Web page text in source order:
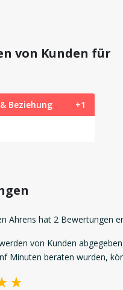
von Kunden für
Beziehung +1
Ahrens hat 2 Bewertungen
von Kunden
Minuten beraten wurden,